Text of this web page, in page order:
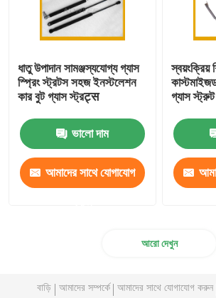
ধাতু উপাদান সামঞ্জস্যযোগ্য গ্যাস
স্প্রিং স্ট্রটস সহজ ইনস্টলেশন
কার বুট গ্যাস স্ট্রट्स
ভালো দাম
আমাদের সাথে যোগাযোগ
স্বয়ংক্রিয়
গ্যাস
আরো দেখুন
বাড়ি আমাদের সম্পর্কে আমাদের সাথে যোগাযোগ করুন